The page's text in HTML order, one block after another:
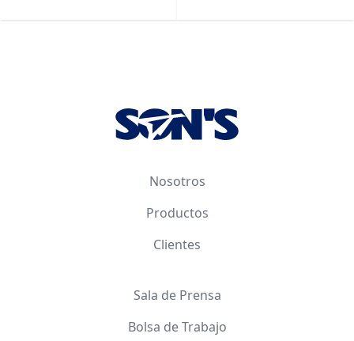
Nosotros
Productos
Clientes
Sala de Prensa
Bolsa de Trabajo